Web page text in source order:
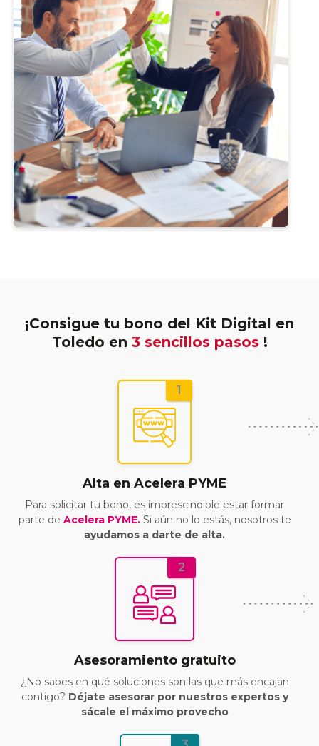
¡Consigue tu bono del Kit Digital en
Toledo en 3 sencillos pasos !
Alta en Acelera PYME
Para solicitar tu bono, es imprescindible estar formar
parte de Acelera PYME. Si aún no lo estás, nosotros te
ayudamos a darte de alta.
1
Asesoramiento gratuito
¿No sabes en qué soluciones son las que más encajan
contigo? Déjate asesorar por nuestros expertos y
sácale el máximo provecho
2